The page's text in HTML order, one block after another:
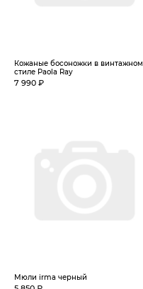
Кожаные босоножки в винтажном
стиле Paola Ray
7 990 ₽
Мюли irma черный